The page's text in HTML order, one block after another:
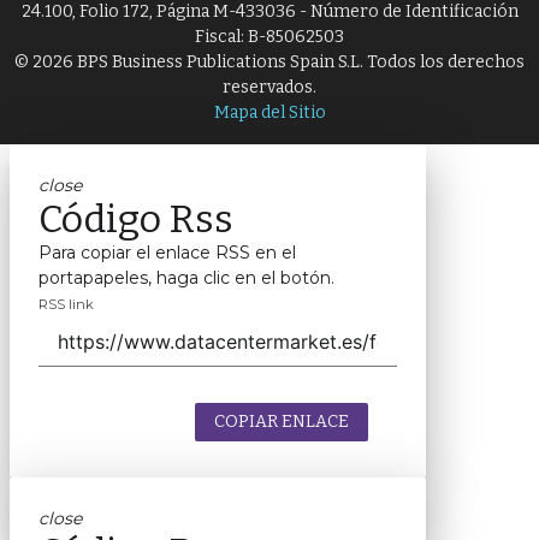
24.100, Folio 172, Página M-433036 - Número de Identificación
Fiscal: B-85062503
© 2026 BPS Business Publications Spain S.L. Todos los derechos
reservados.
Mapa del Sitio
close
Código Rss
Para copiar el enlace RSS en el
portapapeles, haga clic en el botón.
RSS link
COPIAR ENLACE
close